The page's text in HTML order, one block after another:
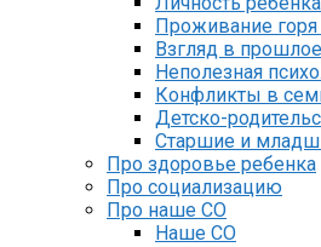
Проживание
Взгляд в
Неполезная
Конфликты в
Детско-
Старшие и
Про здоровье ребенка
Про социализацию
Про наше СО
Наше СО